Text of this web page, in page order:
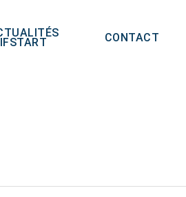
IFSTART CONTACT